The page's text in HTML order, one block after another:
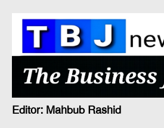
Editor: Mahbub Rashid